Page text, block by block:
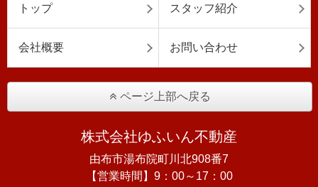
トップ スタッフ紹介
会社概要 お問い合わせ
ページ上部へ戻る
株式会社ゆふいん不動産
由布市湯布院町川北908番7
【営業時間】9：00～17：00